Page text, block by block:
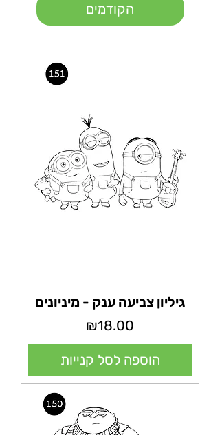
הקודמים
גיליון צביעה ענק - מיניונים
מחיר
₪18.00
הוספה לסל קנייות